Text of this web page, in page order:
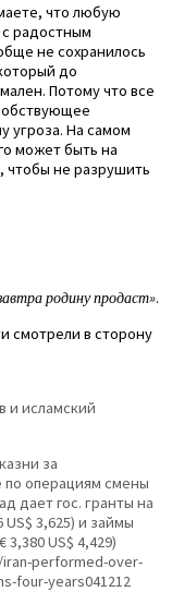
что любую
радостным
не сохранилось
до
Потому что все
угроза. На самом
может быть на
чтобы не разрушить
родину продаст».
смотрели в сторону
и исламский
за
по операциям смены
дает гос. гранты на
3,625) и займы
US$ 4,429)
performed-over-
four-years041212